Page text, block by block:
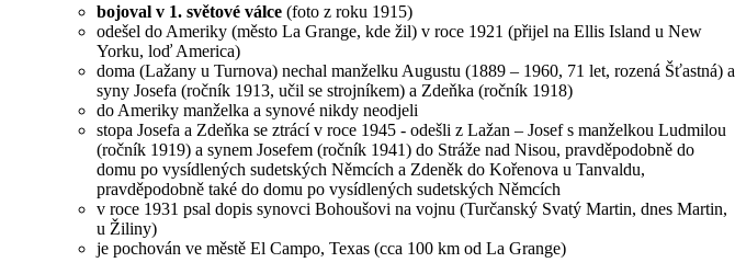
bojoval v 1. světové válce (foto z roku 1915)
odešel do Ameriky (město La Grange, kde žil) v roce 1921 (přijel na Ellis Island u New
Yorku, loď America)
doma (Lažany u Turnova) nechal manželku Augustu (1889 – 1960, 71 let, rozená Šťastná) a
syny Josefa (ročník 1913, učil se strojníkem) a Zdeňka (ročník 1918)
do Ameriky manželka a synové nikdy neodjeli
stopa Josefa a Zdeňka se ztrácí v roce 1945 - odešli z Lažan – Josef s manželkou Ludmilou
(ročník 1919) a synem Josefem (ročník 1941) do Stráže nad Nisou, pravděpodobně do
domu po vysídlených sudetských Němcích a Zdeněk do Kořenova u Tanvaldu,
pravděpodobně také do domu po vysídlených sudetských Němcích
v roce 1931 psal dopis synovci Bohoušovi na vojnu (Turčanský Svatý Martin, dnes Martin,
u Žiliny)
je pochován ve městě El Campo, Texas (cca 100 km od La Grange)